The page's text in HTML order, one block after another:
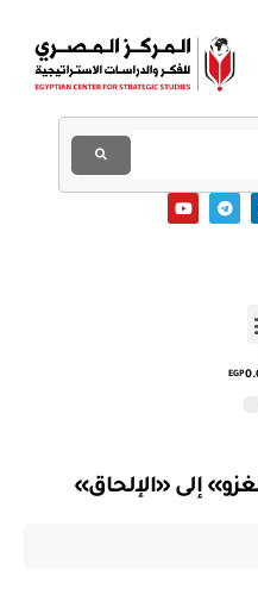
EGP
إلى «الإلحاق»